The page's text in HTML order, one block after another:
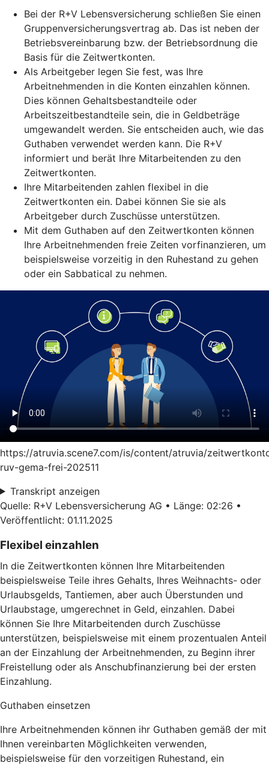
Bei der R+V Lebensversicherung schließen Sie einen
Gruppenversicherungsvertrag ab. Das ist neben der
Betriebsvereinbarung bzw. der Betriebsordnung die
Basis für die Zeitwertkonten.
Als Arbeitgeber legen Sie fest, was Ihre
Arbeitnehmenden in die Konten einzahlen können.
Dies können Gehaltsbestandteile oder
Arbeitszeitbestandteile sein, die in Geldbeträge
umgewandelt werden. Sie entscheiden auch, wie das
Guthaben verwendet werden kann. Die R+V
informiert und berät Ihre Mitarbeitenden zu den
Zeitwertkonten.
Ihre Mitarbeitenden zahlen flexibel in die
Zeitwertkonten ein. Dabei können Sie sie als
Arbeitgeber durch Zuschüsse unterstützen.
Mit dem Guthaben auf den Zeitwertkonten können
Ihre Arbeitnehmenden freie Zeiten vorfinanzieren, um
beispielsweise vorzeitig in den Ruhestand zu gehen
oder ein Sabbatical zu nehmen.
https://atruvia.scene7.com/is/content/atruvia/
ruv-gema-frei-202511
Transkript anzeigen
Quelle: R+V Lebensversicherung AG • Länge: 02:26 •
Veröffentlicht: 01.11.2025
Flexibel einzahlen
In die Zeitwertkonten können Ihre Mitarbeitenden
beispielsweise Teile ihres Gehalts, Ihres Weihnachts- oder
Urlaubsgelds, Tantiemen, aber auch Überstunden und
Urlaubstage, umgerechnet in Geld, einzahlen. Dabei
können Sie Ihre Mitarbeitenden durch Zuschüsse
unterstützen, beispielsweise mit einem prozentualen Anteil
an der Einzahlung der Arbeitnehmenden, zu Beginn ihrer
Freistellung oder als Anschubfinanzierung bei der ersten
Einzahlung.
Guthaben einsetzen
Ihre Arbeitnehmenden können ihr Guthaben gemäß der mit
Ihnen vereinbarten Möglichkeiten verwenden,
beispielsweise für den vorzeitigen Ruhestand, ein